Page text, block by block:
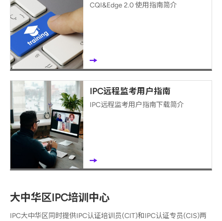
CQI&Edge 2.0 使用指南简介
IPC远程监考用户指南
IPC远程监考用户指南下载简介
大中华区IPC培训中心
IPC大中华区同时提供IPC认证培训员(CIT)和IPC认证专员(CIS)两